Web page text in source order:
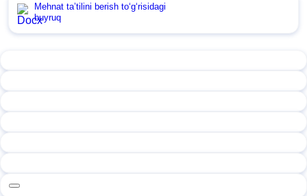
Mehnat ta’tilini berish toʻgʻrisidagi
buyruq